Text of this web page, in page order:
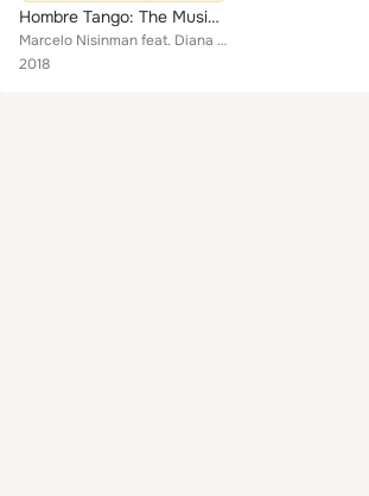
Hombre Tango: The Music of Marcelo Nisinman
Marcelo Nisinman feat. Diana Ketler, Romina Basso, Natacha Kudritskaya, Daniel Rowland, Zoran Markoviç, Alberto Mesirca
2018